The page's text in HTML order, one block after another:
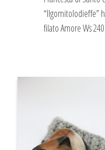
“Ilgomitolodieffe”
filato Amore Ws